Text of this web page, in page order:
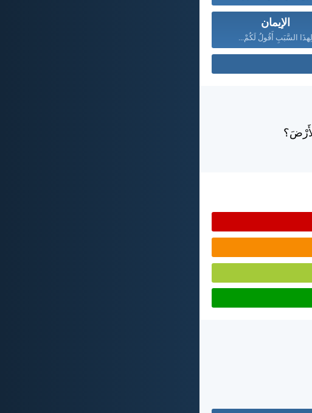
الإيمان
لِهذَا السَّبَبِ أَقُولُ لَكُمْ...